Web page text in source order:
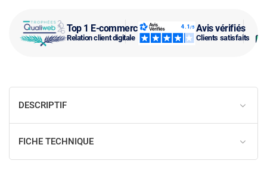
Top 1 E-commerce
Relation client digitale
Avis vérifiés
Clients satisfaits
DESCRIPTIF
FICHE TECHNIQUE